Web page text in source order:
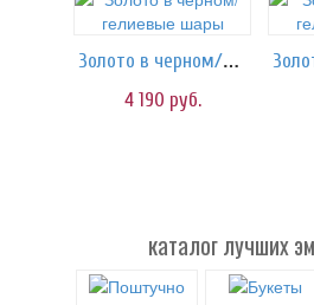
Золото в черном/гелиевые шары
4 190 руб.
каталог лучших